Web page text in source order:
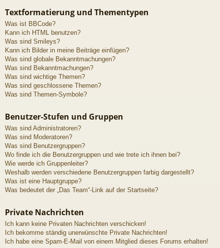
Textformatierung und Thementypen
Was ist BBCode?
Kann ich HTML benutzen?
Was sind Smileys?
Kann ich Bilder in meine Beiträge einfügen?
Was sind globale Bekanntmachungen?
Was sind Bekanntmachungen?
Was sind wichtige Themen?
Was sind geschlossene Themen?
Was sind Themen-Symbole?
Benutzer-Stufen und Gruppen
Was sind Administratoren?
Was sind Moderatoren?
Was sind Benutzergruppen?
Wo finde ich die Benutzergruppen und wie trete ich ihnen bei?
Wie werde ich Gruppenleiter?
Weshalb werden verschiedene Benutzergruppen farbig dargestellt?
Was ist eine Hauptgruppe?
Was bedeutet der „Das Team“-Link auf der Startseite?
Private Nachrichten
Ich kann keine Privaten Nachrichten verschicken!
Ich bekomme ständig unerwünschte Private Nachrichten!
Ich habe eine Spam-E-Mail von einem Mitglied dieses Forums erhalten!